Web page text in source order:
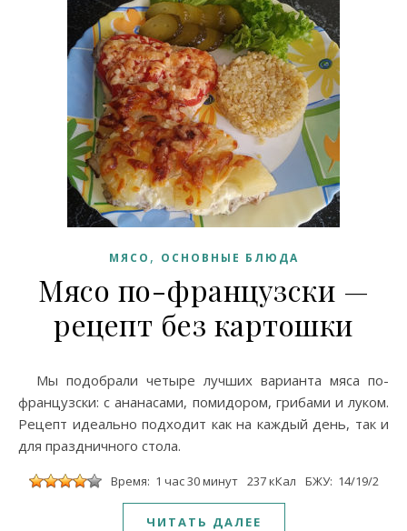
МЯСО , ОСНОВНЫЕ БЛЮДА
Мясо по-французски —
рецепт без картошки
Мы подобрали четыре лучших варианта мяса по-
французски: с ананасами, помидором, грибами и луком.
Рецепт идеально подходит как на каждый день, так и
для праздничного стола.
Время: 1 час 30 минут 237 кКал БЖУ: 14/19/2
ЧИТАТЬ ДАЛЕЕ